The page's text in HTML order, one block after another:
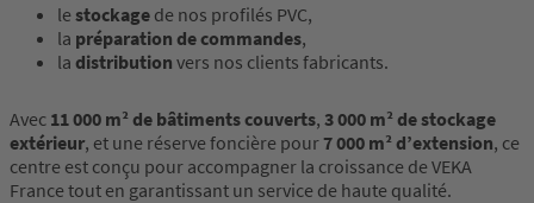
lestockage de nos profilés PVC,
la préparation de commandes,
la distribution vers nos clients fabricants.
Avec 11 000 m² de bâtiments couverts, 3 000 m² de stockage
extérieur, et une réserve foncière pour 7 000 m² d’extension, ce
centre est conçu pour accompagner la croissance de VEKA
France tout en garantissant un service de haute qualité.